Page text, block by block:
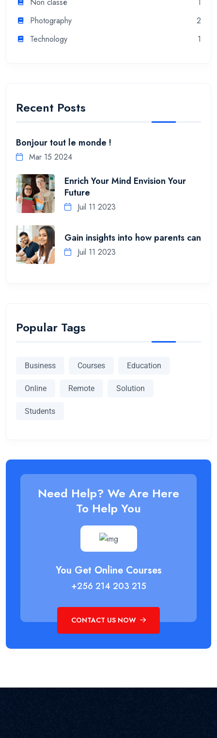
Photography
2
Technology
1
Recent Posts
Bonjour tout le monde !
Mar 15 2024
Enrich Your Mind Envision Your
Future
Juil 11 2023
Gain insights into how parents can
Juil 11 2023
Popular Tags
Business Courses Education
Online Remote Solution
Students
Need Help? We Are Here
To Help You
You Get Online Courses
+256 214 203 215
CONTACT US NOW